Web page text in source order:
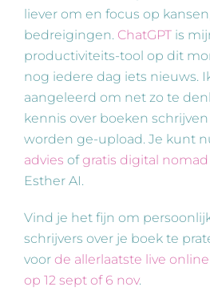
liever om en focus op
bedreigingen. ChatGPT is
productiviteits-tool op dit
nog iedere dag iets nieuws.
aangeleerd om net zo te
kennis over boeken
worden ge-upload. Je kunt
advies ofgratis digital nomad
Esther AI.
Vind je het fijn om
schrijvers over je boek te
voor de allerlaatste live
op 12 sept of 6 nov.